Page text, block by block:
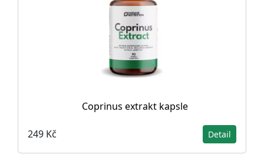
Coprinus extrakt kapsle
249 Kč Detail